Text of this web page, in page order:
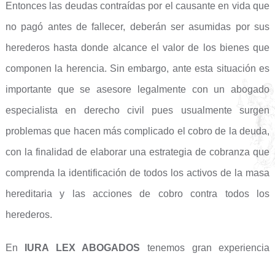
Entonces las deudas contraídas por el causante en vida que
no pagó antes de fallecer, deberán ser asumidas por sus
herederos hasta donde alcance el valor de los bienes que
componen la herencia. Sin embargo, ante esta situación es
importante que se asesore legalmente con un abogado
especialista en derecho civil pues usualmente surgen
problemas que hacen más complicado el cobro de la deuda,
con la finalidad de elaborar una estrategia de cobranza que
comprenda la identificación de todos los activos de la masa
hereditaria y las acciones de cobro contra todos los
herederos.
En IURA LEX ABOGADOStenemos gran experiencia